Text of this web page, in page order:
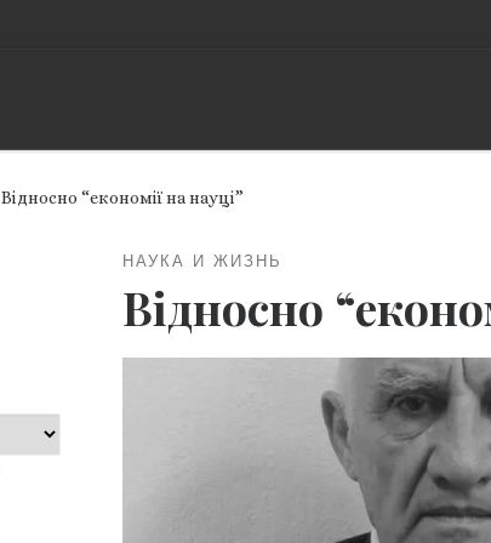
Відносно “економії на науці”
НАУКА И ЖИЗНЬ
Відносно